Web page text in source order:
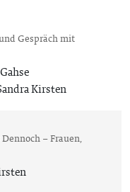
Gespräch mit
Kirsten
– Frauen,